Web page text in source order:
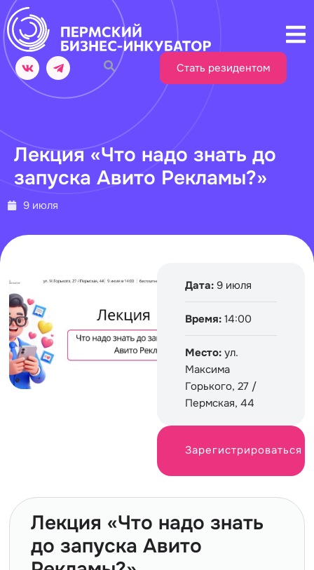
Стать резидентом
Лекция «Что надо знать до
запуска Авито Рекламы?»
9 июля
Дата: 9 июля
Время: 14:00
Место: ул.
Максима
Горького, 27 /
Пермская, 44
Зарегистрироваться
Лекция «Что надо знать
до запуска Авито